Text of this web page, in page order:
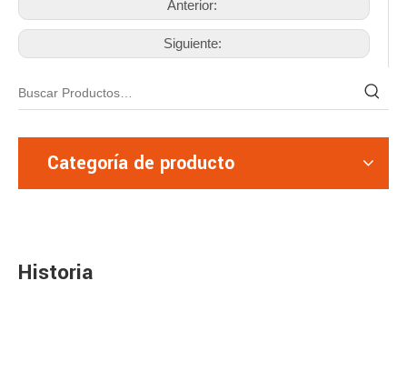
Anterior:
Siguiente:
Categoría de producto
Historia